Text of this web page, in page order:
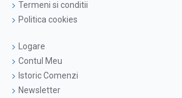
Termeni si conditii
Politica cookies
Logare
Contul Meu
Istoric Comenzi
Newsletter